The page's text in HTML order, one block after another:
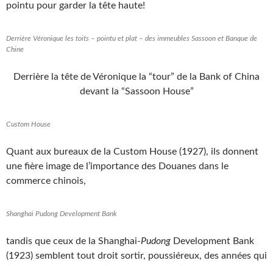
pointu pour garder la tête haute!
Derrière Véronique les toits – pointu et plat – des immeubles Sassoon et Banque de
Chine
Derrière la tête de Véronique la “tour” de la Bank of China
devant la “Sassoon House”
Custom House
Quant aux bureaux de la Custom House (1927), ils donnent
une fière image de l’importance des Douanes dans le
commerce chinois,
Shanghai Pudong Development Bank
tandis que ceux de la Shanghai-Pudong Development Bank
(1923) semblent tout droit sortir, poussiéreux, des années qui